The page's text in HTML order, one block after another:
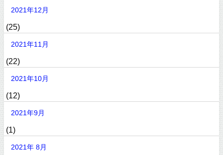
2021年12月
(25)
2021年11月
(22)
2021年10月
(12)
2021年9月
(1)
2021年 8月